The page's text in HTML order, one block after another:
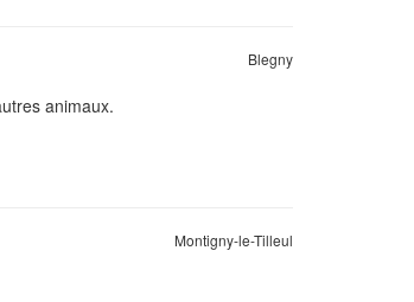
Blegny
animaux.
Montigny-le-Tilleul